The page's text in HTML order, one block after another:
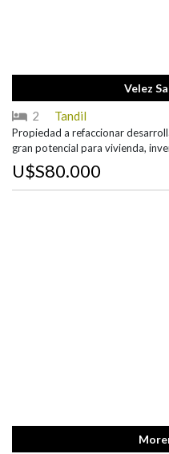
Velez
2 Tandil
Propiedad a refaccionar
gran potencial para vivienda,
U$S80.000